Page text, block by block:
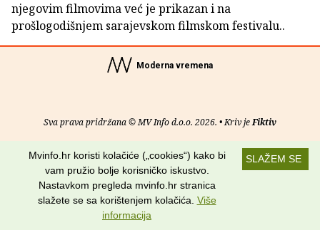
njegovim filmovima već je prikazan i na
prošlogodišnjem sarajevskom filmskom festivalu..
Moderna vremena
Sva prava pridržana © MV Info d.o.o. 2026. • Kriv jeFiktiv
O nama • Pomoć• Uvjeti korištenja• RSS kanali
Potraži nas na:
SLAŽEM SE
Mvinfo.hr koristi kolačiće („cookies“) kako bi
vam pružio bolje korisničko iskustvo.
Nastavkom pregleda mvinfo.hr stranica
slažete se sa korištenjem kolačića. Više
informacija